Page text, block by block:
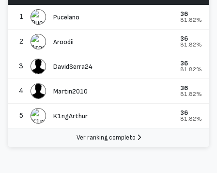
1 Pucelano 36
81.82%
2 Aroodii 36
81.82%
3 DavidSerra24 36
81.82%
4 Martin2010 36
81.82%
5 K1ngArthur 36
81.82%
Ver ranking completo